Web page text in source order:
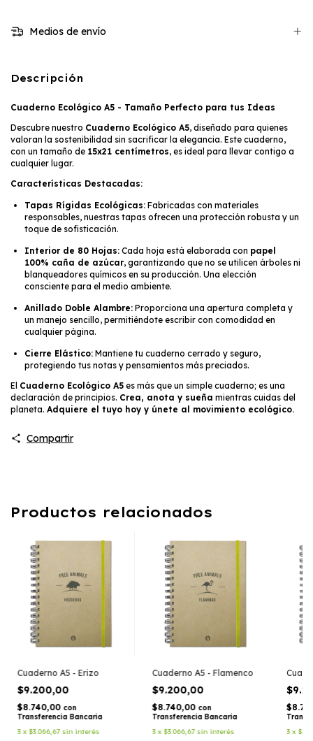
Medios de envío
Descripción
Cuaderno Ecológico A5 - Tamaño Perfecto para tus Ideas
Descubre nuestro Cuaderno Ecológico A5, diseñado para quienes
valoran la sostenibilidad sin sacrificar la elegancia. Este cuaderno,
con un tamaño de 15x21 centímetros, es ideal para llevar contigo a
cualquier lugar.
Características Destacadas:
Tapas Rígidas Ecológicas: Fabricadas con materiales
responsables, nuestras tapas ofrecen una protección robusta y un
toque de sofisticación.
Interior de 80 Hojas: Cada hoja está elaborada con papel
100% caña de azúcar, garantizando que no se utilicen árboles ni
blanqueadores químicos en su producción. Una elección
consciente para el medio ambiente.
Anillado Doble Alambre: Proporciona una apertura completa y
un manejo sencillo, permitiéndote escribir con comodidad en
cualquier página.
Cierre Elástico: Mantiene tu cuaderno cerrado y seguro,
protegiendo tus notas y pensamientos más preciados.
El Cuaderno Ecológico A5 es más que un simple cuaderno; es una
declaración de principios. Crea, anota y sueña mientras cuidas del
planeta. Adquiere el tuyo hoy y únete al movimiento ecológico.
Compartir
Productos relacionados
Cuaderno A5 - Erizo
$9.200,00
$8.740,00 con
Transferencia Bancaria
3 x$3.066,67 sin interés
Cuaderno A5 - Flamenco
$9.200,00
$8.740,00 con
Transferencia Bancaria
3 x$3.066,67 sin interés
3 x